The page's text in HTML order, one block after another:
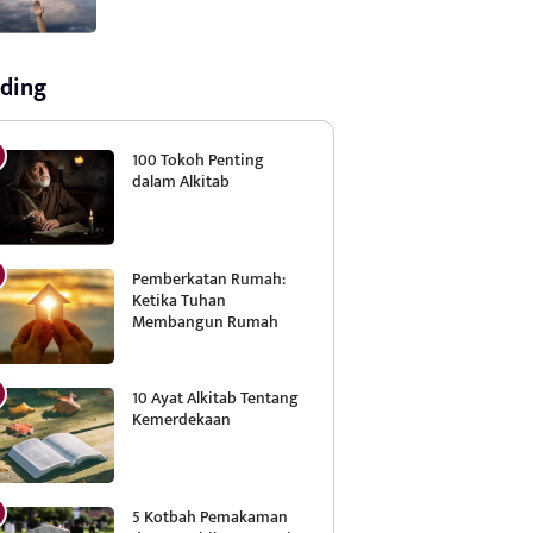
100 Tokoh Penting
dalam Alkitab
Pemberkatan Rumah:
Ketika Tuhan
Membangun Rumah
10 Ayat Alkitab Tentang
Kemerdekaan
5 Kotbah Pemakaman